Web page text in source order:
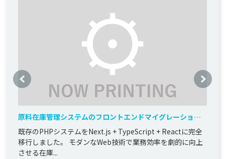
原料在庫管理システムのフロントエンドマイグレーション
開発
既存のPHPシステムをNext.js + TypeScript + Reactに完全
移行しました。 モダンなWeb技術で業務効率を劇的に向上
させる在庫...